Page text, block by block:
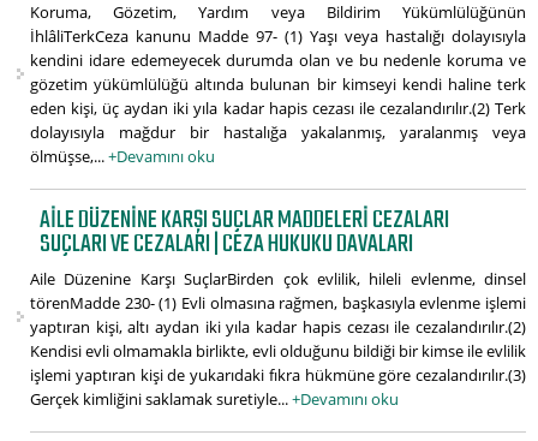
Koruma, Gözetim, Yardım veya Bildirim Yükümlülüğünün
İhlâliTerkCeza kanunu Madde 97- (1) Yaşı veya hastalığı dolayısıyla
kendini idare edemeyecek durumda olan ve bu nedenle koruma ve
gözetim yükümlülüğü altında bulunan bir kimseyi kendi haline terk
eden kişi, üç aydan iki yıla kadar hapis cezası ile cezalandırılır.(2) Terk
dolayısıyla mağdur bir hastalığa yakalanmış, yaralanmış veya
ölmüşse,...+Devamını oku
AILE DÜZENINE KARŞI SUÇLAR MADDELERI CEZALARI
SUÇLARI VE CEZALARI | CEZA HUKUKU DAVALARI
Aile Düzenine Karşı SuçlarBirden çok evlilik, hileli evlenme, dinsel
törenMadde 230- (1) Evli olmasına rağmen, başkasıyla evlenme işlemi
yaptıran kişi, altı aydan iki yıla kadar hapis cezası ile cezalandırılır.(2)
Kendisi evli olmamakla birlikte, evli olduğunu bildiği bir kimse ile evlilik
işlemi yaptıran kişi de yukarıdaki fıkra hükmüne göre cezalandırılır.(3)
Gerçek kimliğini saklamak suretiyle...+Devamını oku